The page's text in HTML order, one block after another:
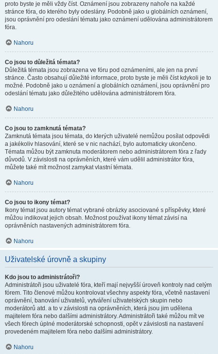
proto byste je měli vždy číst. Oznámení jsou zobrazeny nahoře na každé
stránce fóra, do kterého byly odeslány. Podobně jako u globálních oznámení,
jsou oprávnění pro odeslání tématu jako oznámení udělována administrátorem
fóra.
Nahoru
Co jsou to důležitá témata?
Důležitá témata jsou zobrazena ve fóru pod oznámeními, ale jen na první
stránce. Často obsahují důležité informace, proto byste je měli číst kdykoli je to
možné. Podobně jako u oznámení a globálních oznámení, jsou oprávnění pro
odeslání tématu jako důležitého udělována administrátorem fóra.
Nahoru
Co jsou to zamknutá témata?
Zamknutá témata jsou témata, do kterých uživatelé nemůžou posílat odpovědi
a jakékoliv hlasování, které se v nic nachází, bylo automaticky ukončeno.
Témata můžou být zamknuta moderátorem nebo administrátorem fóra z řady
důvodů. V závislosti na oprávněních, které vám udělil administrátor fóra,
můžete také mít možnost zamykat vlastní témata.
Nahoru
Co jsou to ikony témat?
Ikony témat jsou autory témat vybrané obrázky asociované s příspěvky, které
můžou indikovat jejich obsah. Možnost používat ikony témat závisí na
oprávněních nastavených administrátorem fóra.
Nahoru
Uživatelské úrovně a skupiny
Kdo jsou to administrátoři?
Administrátoři jsou uživatelé fóra, kteří mají nejvyšší úroveň kontroly nad celým
fórem. Tito členové můžou kontrolovat všechny aspekty fóra, včetně nastavení
oprávnění, banování uživatelů, vytváření uživatelských skupin nebo
moderátorů atd. a to v závislosti na oprávněních, která jsou jim udělena
majitelem fóra nebo dalšími administrátory. Administrátoři také můžou mít ve
všech fórech úplné moderátorské schopnosti, opět v závislosti na nastavení
provedeném majitelem fóra nebo dalšími administrátory.
Nahoru